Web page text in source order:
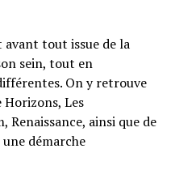
tout issue de la
sein, tout en
On y retrouve
Horizons, Les
Renaissance, ainsi que de
démarche